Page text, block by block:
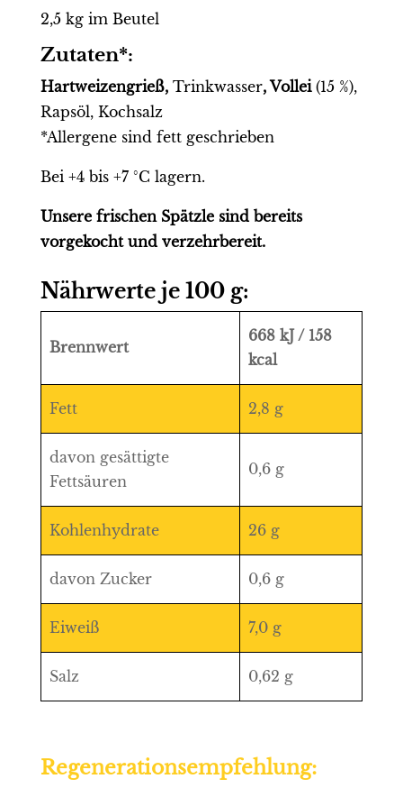
2,5 kg im Beutel
Zutaten*:
Hartweizengrieß, Trinkwasser, Vollei(15 %),
Rapsöl, Kochsalz
*Allergene sind fett geschrieben
Bei +4 bis +7 °C lagern.
Unsere frischen Spätzle sind bereits
vorgekocht und verzehrbereit.
Nährwerte je 100 g:
Brennwert
668 kJ / 158
kcal
Fett 2,8 g
davon gesättigte
Fettsäuren
0,6 g
Kohlenhydrate 26 g
davon Zucker 0,6 g
Eiweiß 7,0 g
Salz 0,62 g
Regenerationsempfehlung: